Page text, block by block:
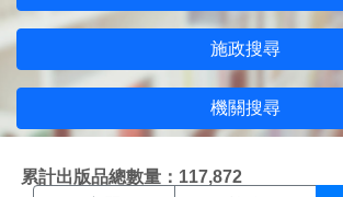
施政搜尋
機關搜尋
累計出版品總數量：117,872
機關搜尋結果頁面